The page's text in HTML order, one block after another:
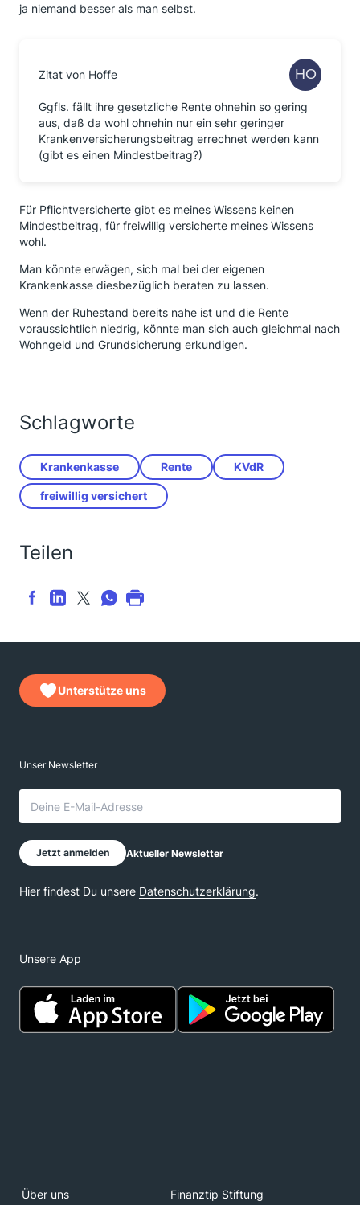
ja niemand besser als man selbst.
Zitat von Hoffe
Ggfls. fällt ihre gesetzliche Rente ohnehin so gering
aus, daß da wohl ohnehin nur ein sehr geringer
Krankenversicherungsbeitrag errechnet werden kann
(gibt es einen Mindestbeitrag?)
Für Pflichtversicherte gibt es meines Wissens keinen
Mindestbeitrag, für freiwillig versicherte meines Wissens
wohl.
Man könnte erwägen, sich mal bei der eigenen
Krankenkasse diesbezüglich beraten zu lassen.
Wenn der Ruhestand bereits nahe ist und die Rente
voraussichtlich niedrig, könnte man sich auch gleichmal nach
Wohngeld und Grundsicherung erkundigen.
Schlagworte
Krankenkasse Rente KVdR
freiwillig versichert
Teilen
Unterstütze uns
Unsere App
Über uns Finanztip Stiftung